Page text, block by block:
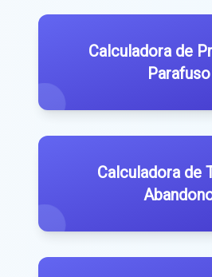
Calculadora de
Parafuso
Calculadora de